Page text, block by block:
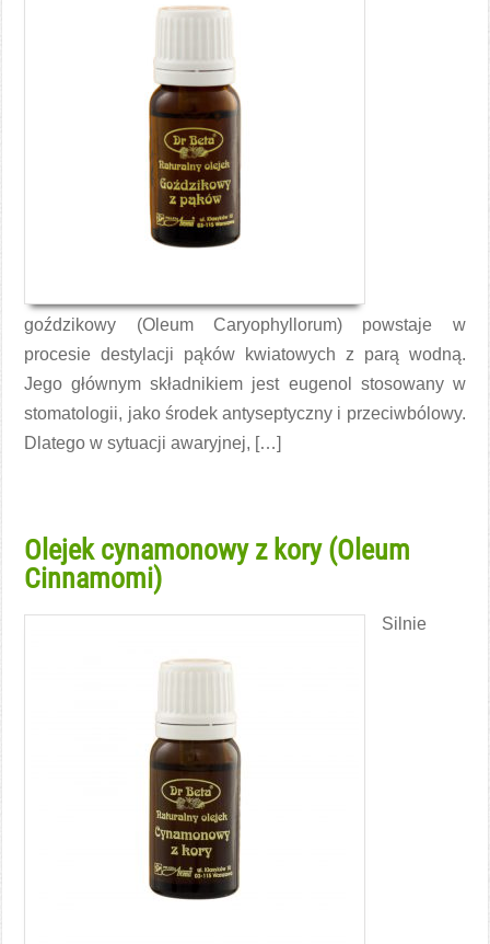
goździkowy (Oleum Caryophyllorum) powstaje w
procesie destylacji pąków kwiatowych z parą wodną.
Jego głównym składnikiem jest eugenol stosowany w
stomatologii, jako środek antyseptyczny i przeciwbólowy.
Dlatego w sytuacji awaryjnej, […]
Olejek cynamonowy z kory (Oleum
Cinnamomi)
Silnie